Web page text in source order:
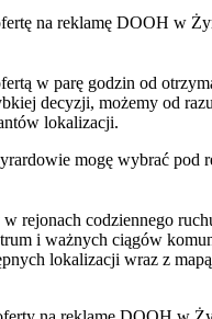
na reklamę DOOH w
w parę godzin od
decyzji, możemy od
lokalizacji.
mogę wybrać pod
rejonach codziennego
i ważnych ciągów
lokalizacji wraz z